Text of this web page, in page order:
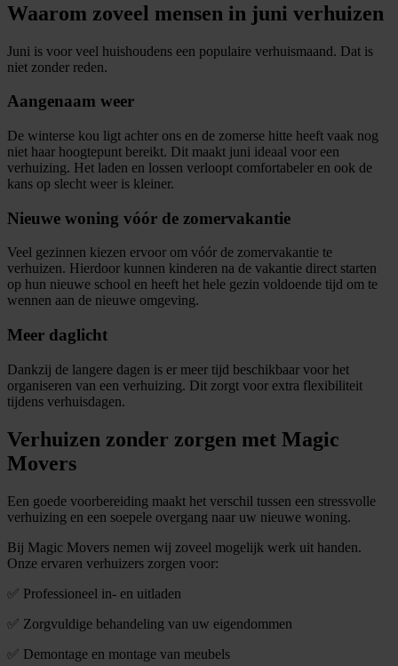
Waarom zoveel mensen in juni verhuizen
Juni is voor veel huishoudens een populaire verhuismaand. Dat is
niet zonder reden.
Aangenaam weer
De winterse kou ligt achter ons en de zomerse hitte heeft vaak nog
niet haar hoogtepunt bereikt. Dit maakt juni ideaal voor een
verhuizing. Het laden en lossen verloopt comfortabeler en ook de
kans op slecht weer is kleiner.
Nieuwe woning vóór de zomervakantie
Veel gezinnen kiezen ervoor om vóór de zomervakantie te
verhuizen. Hierdoor kunnen kinderen na de vakantie direct starten
op hun nieuwe school en heeft het hele gezin voldoende tijd om te
wennen aan de nieuwe omgeving.
Meer daglicht
Dankzij de langere dagen is er meer tijd beschikbaar voor het
organiseren van een verhuizing. Dit zorgt voor extra flexibiliteit
tijdens verhuisdagen.
Verhuizen zonder zorgen met Magic
Movers
Een goede voorbereiding maakt het verschil tussen een stressvolle
verhuizing en een soepele overgang naar uw nieuwe woning.
Bij Magic Movers nemen wij zoveel mogelijk werk uit handen.
Onze ervaren verhuizers zorgen voor:
✅ Professioneel in- en uitladen
✅ Zorgvuldige behandeling van uw eigendommen
✅ Demontage en montage van meubels